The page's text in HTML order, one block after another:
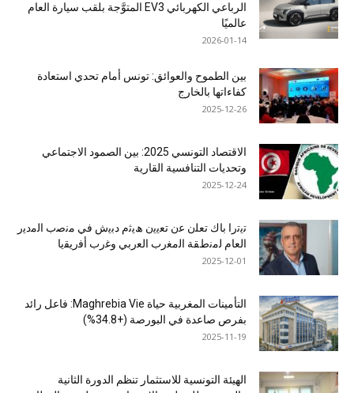
الرباعي الكهربائي EV3 المتوَّجة بلقب سيارة العام
عالميًا
2026-01-14
بين الطموح والعوائق: تونس أمام تحدي استعادة
كفاءاتها بالخارج
2025-12-26
الاقتصاد التونسي 2025: بين الصمود الاجتماعي
وتحديات التنافسية القارية
2025-12-24
ﺗﯾﺗرا ﺑﺎك ﺗﻌﻠن ﻋن ﺗﻌﯾﯾن ھﯾﺛم دﺑﯾش ﻓﻲ ﻣﻧﺻب اﻟﻣدﯾر
اﻟﻌﺎم ﻟﻣﻧطﻘﺔ اﻟﻣﻐرب اﻟﻌرﺑﻲ وﻏرب أﻓرﯾﻘﯾﺎ
2025-12-01
التأمينات المغربية حياة Maghrebia Vie: فاعل رائد
بفرص صاعدة في البورصة (+34.8%)
2025-11-19
الهيئة التونسية للاستثمار تنظم الدورة الثانية